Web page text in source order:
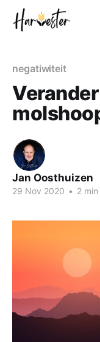
negatiwiteit
Jan Oosthuizen
29 Nov 2020 • 2